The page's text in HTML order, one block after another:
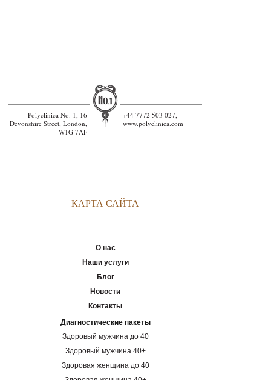
Polyclinica No. 1, 16
Devonshire Street, London,
W1G 7AF
+44 7772 503 027,
www.polyclinica.com
КАРТА САЙТА
О нас
Наши услуги
Блог
Новости
Контакты
Диагностические пакеты
Здоровый мужчина до 40
Здоровый мужчина 40+
Здоровая женщина до 40